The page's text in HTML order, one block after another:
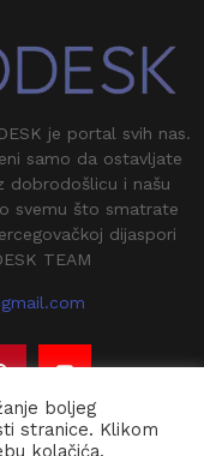
je portal svih nas.
samo da ostavljate
dobrodošlicu i našu
svemu što smatrate
dijaspori
TEAM
boljeg
stranice. Klikom
kolačića.